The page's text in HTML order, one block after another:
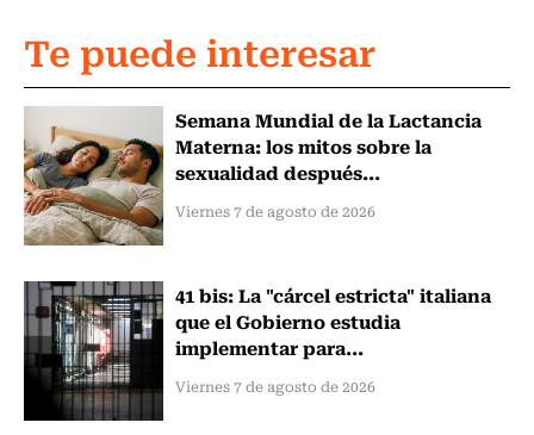
Te puede interesar
Semana Mundial de la Lactancia
Materna: los mitos sobre la
sexualidad después...
Viernes 7 de agosto de 2026
41 bis: La "cárcel estricta" italiana
que el Gobierno estudia
implementar para...
Viernes 7 de agosto de 2026